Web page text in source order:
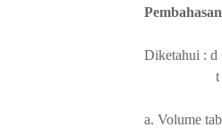
Pembahasan
Diketahui : d
t = 12
a. Volume